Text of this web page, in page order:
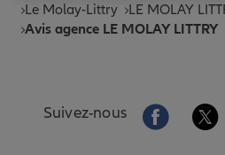
Le Molay-Littry
LE MOLAY
Avis agence LE MOLAY LITTRY
Suivez-nous Aller sur la